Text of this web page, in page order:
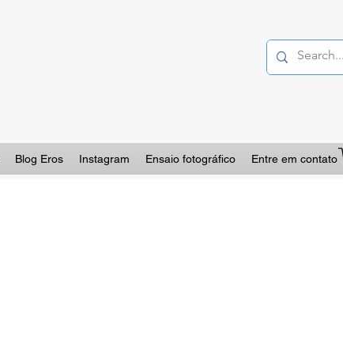
Blog Eros Instagram Ensaio fotográfico Entre em contato